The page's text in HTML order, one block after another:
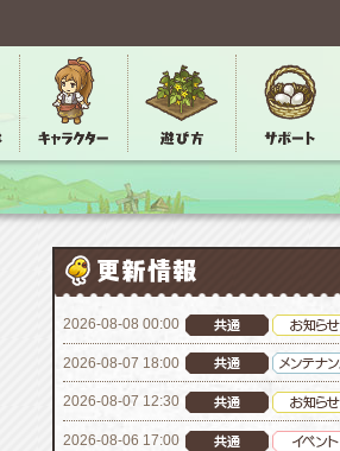
2026-08-08 00:00
2026-08-07 18:00
2026-08-07 12:30
2026-08-06 17:00